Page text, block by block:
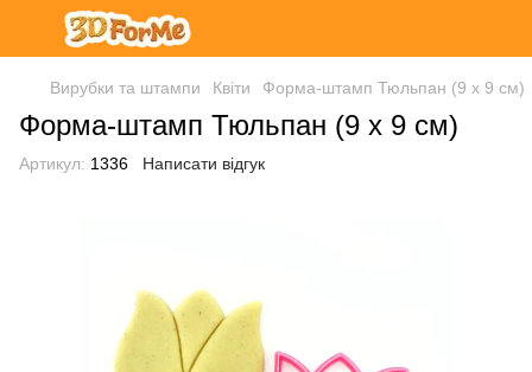
Вирубки та штампи Квіти Форма-штамп Тюльпан (9 х 9 см)
Форма-штамп Тюльпан (9 х 9 см)
Артикул: 1336 Написати відгук